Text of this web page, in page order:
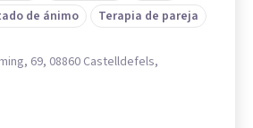
de ánimo
Terapia de pareja
69, 08860 Castelldefels,